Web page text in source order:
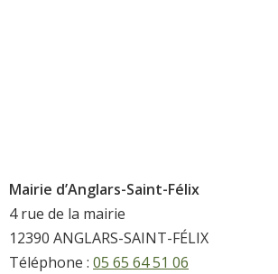
Mairie d’Anglars-Saint-Félix
4 rue de la mairie
12390 ANGLARS-SAINT-FÉLIX
Téléphone : 05 65 64 51 06